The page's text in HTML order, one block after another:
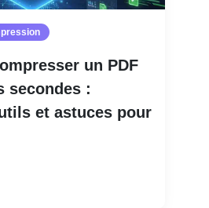
un PDF
secondes :
et astuces pour